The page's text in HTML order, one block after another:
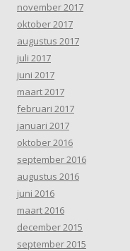
november 2017
oktober 2017
augustus 2017
juli 2017
juni 2017
maart 2017
februari 2017
januari 2017
oktober 2016
september 2016
augustus 2016
juni 2016
maart 2016
december 2015
september 2015